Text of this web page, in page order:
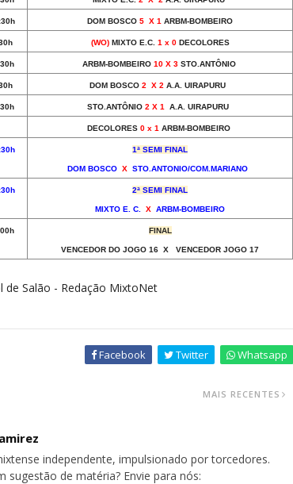
DOM BOSCO 5 X 1 ARBM-BOMBEIRO
(WO)MIXTO E.C. 1 x 0DECOLORES
ARBM-BOMBEIRO 10 X 3STO.ANTÔNIO
DOM BOSCO 2 X 2 A.A. UIRAPURU
STO.ANTÔNIO 2 X 1 A.A. UIRAPURU
DECOLORES 0 x 1 ARBM-BOMBEIRO
1ª SEMI FINAL
DOM BOSCO X STO.ANTONIO/COM.MARIANO
2ª SEMI FINAL
MIXTO E. C. X ARBM-BOMBEIRO
FINAL
VENCEDOR DO JOGO 16 X VENCEDOR JOGO 17
de Salão - Redação MixtoNet
Facebook Twitter Whatsapp
MAIS RECENTES
independente, impulsionado por torcedores.
sugestão de matéria? Envie para nós: